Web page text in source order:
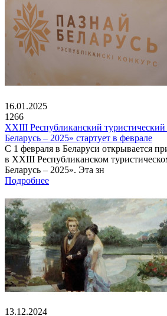
16.01.2025
1266
XXIII Республиканский
Беларусь – 2025» стартует в феврале
С 1 февраля в Беларуси открывается
в XXIII Республиканском
Беларусь – 2025». Эта зн
Подробнее
13.12.2024